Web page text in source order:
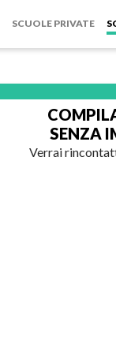
SCUOLE PRIVATE
SENZA
Verrai